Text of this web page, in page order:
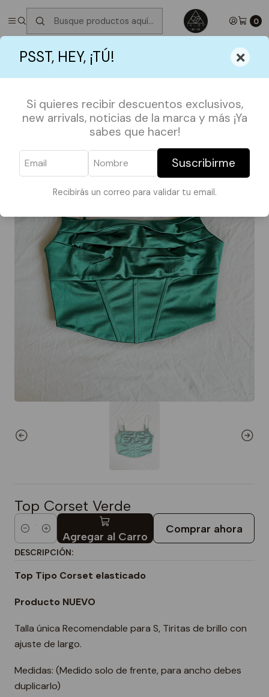
PSST, HEY, ¡TÚ! ×
Si quieres recibir descuentos exclusivos,
new arrivals, noticias de la marca y más ¡Ya
sabes que hacer!
Suscribirme
Recibirás un correo para validar tu email.
0
✮ ⋆ ˚｡𖦹 ⋆｡°✩Próximos Despachos martes 11 de Agosto
⋆｡°✩
CLOSET SALE
Top Corset Verde
Cantidad Agregar al Carro
Comprar ahora
DESCRIPCIÓN:
Top Tipo Corset elasticado
Producto NUEVO
Talla única Recomendable para S, Tiritas de brillo con
ajuste de largo.
Medidas: (Medido solo de frente, para ancho debes
duplicarlo)